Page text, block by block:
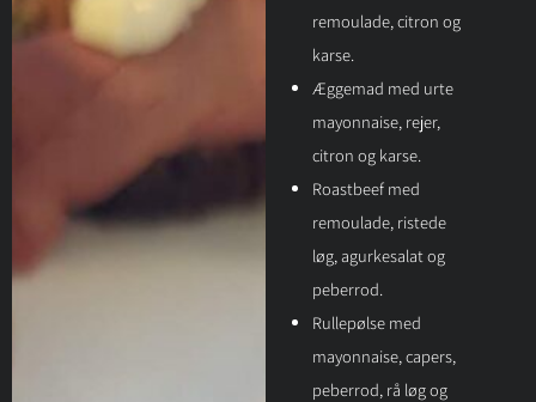
remoulade, citron og
karse.
Æggemad med urte
mayonnaise, rejer,
citron og karse.
Roastbeef med
remoulade, ristede
løg, agurkesalat og
peberrod.
Rullepølse med
mayonnaise, capers,
peberrod, rå løg og